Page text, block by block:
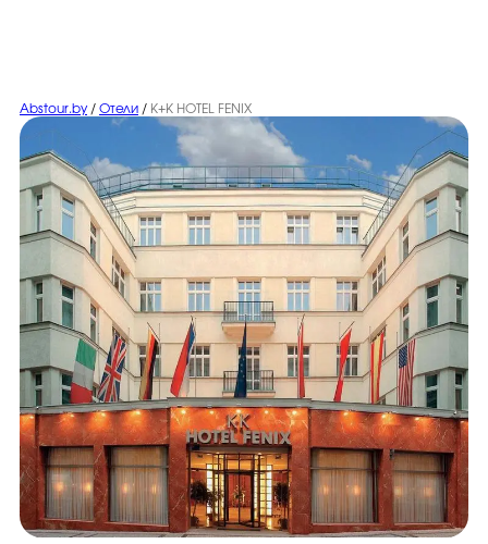
Abstour.by / Отели / K+K HOTEL FENIX